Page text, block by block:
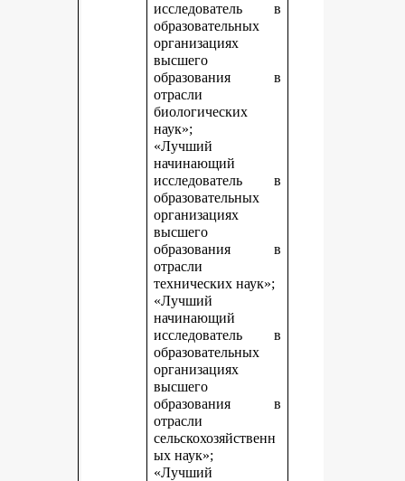
исследователь в
образовательных
организациях
высшего
образования в
отрасли
биологических
наук»;
«Лучший
начинающий
исследователь в
образовательных
организациях
высшего
образования в
отрасли
технических наук»;
«Лучший
начинающий
исследователь в
образовательных
организациях
высшего
образования в
отрасли
сельскохозяйственн
ых наук»;
«Лучший